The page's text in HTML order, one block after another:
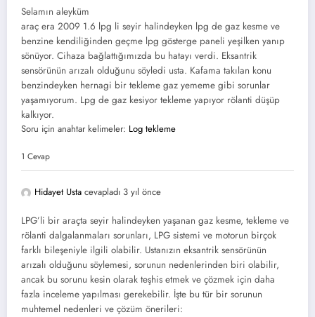
Selamın aleyküm
araç era 2009 1.6 lpg li seyir halindeyken lpg de gaz kesme ve
benzine kendiliğinden geçme lpg gösterge paneli yeşilken yanıp
sönüyor. Cihaza bağlattığımızda bu hatayı verdi. Eksantrik
sensörünün arızalı olduğunu söyledi usta. Kafama takılan konu
benzindeyken hernagi bir tekleme gaz yememe gibi sorunlar
yaşamıyorum. Lpg de gaz kesiyor tekleme yapıyor rölanti düşüp
kalkıyor.
Soru için anahtar kelimeler: Log tekleme
1 Cevap
Hidayet Usta cevapladı 3 yıl önce
LPG’li bir araçta seyir halindeyken yaşanan gaz kesme, tekleme ve
rölanti dalgalanmaları sorunları, LPG sistemi ve motorun birçok
farklı bileşeniyle ilgili olabilir. Ustanızın eksantrik sensörünün
arızalı olduğunu söylemesi, sorunun nedenlerinden biri olabilir,
ancak bu sorunu kesin olarak teşhis etmek ve çözmek için daha
fazla inceleme yapılması gerekebilir. İşte bu tür bir sorunun
muhtemel nedenleri ve çözüm önerileri: